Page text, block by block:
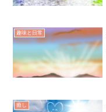
趣味と日常
癒し